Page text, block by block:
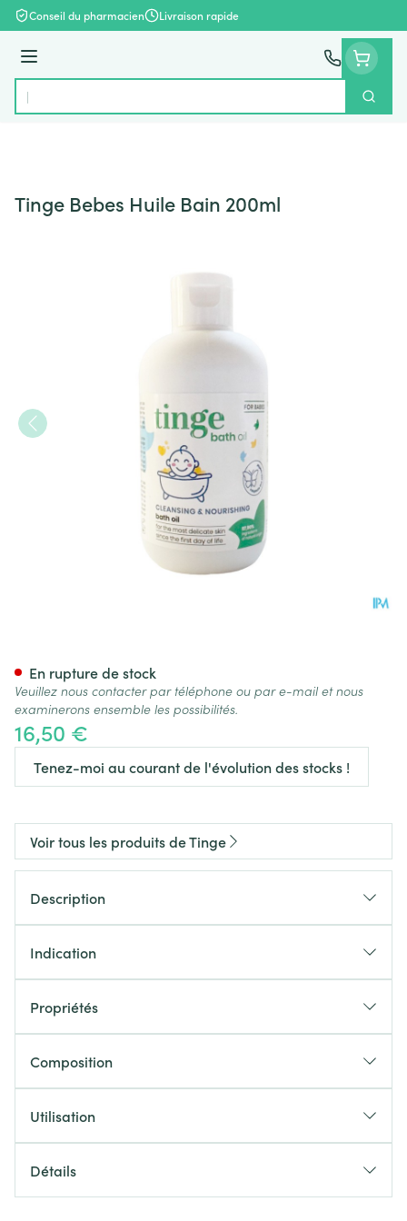
Aller au contenu
Conseil du pharmacien Livraison rapide
Menu
Rechercher
Tinge Bebes Huile Bain 200ml
16,50 €
Tenez-moi au courant de l'évolution des stocks !
En rupture de stock
Veuillez nous contacter par téléphone ou par e-mail et nous
examinerons ensemble les possibilités.
Voir tous les produits de Tinge
Description
Indication
Propriétés
Composition
Utilisation
Détails